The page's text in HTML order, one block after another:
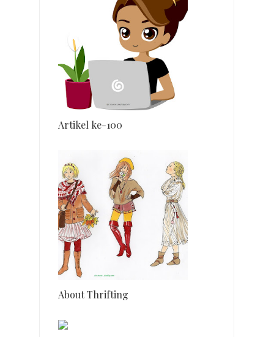
Artikel ke-100
About Thrifting